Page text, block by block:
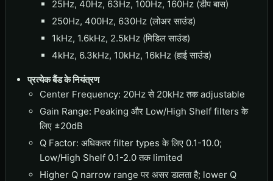
25Hz, 40Hz, 63Hz, 100Hz, 160Hz (डीप बास)
250Hz, 400Hz, 630Hz (लोअर साउंड)
1kHz, 1.6kHz, 2.5kHz (मिडिल साउंड)
4kHz, 6.3kHz, 10kHz, 16kHz (हाई साउंड)
प्रत्येक बैंड के नियंत्रण
Center Frequency: 20Hz से 20kHz तक adjustable
Gain Range: Peaking और Low/High Shelf filters के
लिए ±20dB
Q Factor: अधिकतर filter types के लिए 0.1-10.0;
Low/High Shelf 0.1-2.0 तक limited
Higher Q narrow range पर असर डालता है; lower Q